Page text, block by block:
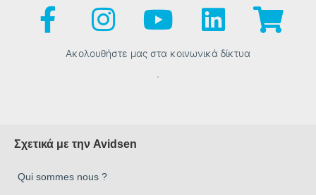
Ακολουθήστε μας στα κοινωνικά δίκτυα
.
Σχετικά με την Avidsen
Qui sommes nous ?